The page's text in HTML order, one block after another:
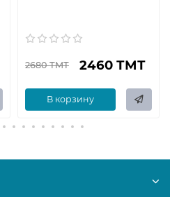
2680 ТМТ 2460 ТМТ
В корзину